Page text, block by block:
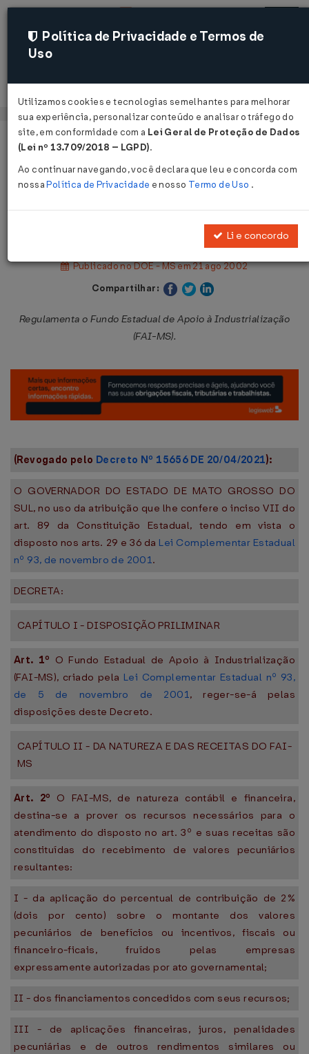
Acessar
Página Inicial
Legislações
Decreto nº 10.894 de 20/08/2002
Publicado no DOE - MS em 21 ago 2002
Compartilhar:
Regulamenta o Fundo Estadual de Apoio à Industrialização
(FAI-MS).
(Revogado pelo Decreto Nº 15656 DE 20/04/2021):
O GOVERNADOR DO ESTADO DE MATO GROSSO DO
SUL, no uso da atribuição que lhe confere o inciso VII do
art. 89 da Constituição Estadual, tendo em vista o
disposto nos arts. 29 e 36 da Lei Complementar Estadual
nº 93, de novembro de 2001.
DECRETA:
CAPÍTULO I - DISPOSIÇÃO PRILIMINAR
Art. 1º O Fundo Estadual de Apoio à Industrialização
(FAI-MS), criado pela Lei Complementar Estadual nº 93,
de 5 de novembro de 2001, reger-se-á pelas
disposições deste Decreto.
CAPÍTULO II - DA NATUREZA E DAS RECEITAS DO FAI-
MS
Art. 2º O FAI-MS, de natureza contábil e financeira,
destina-se a prover os recursos necessários para o
atendimento do disposto no art. 3º e suas receitas são
constituídas do recebimento de valores pecuniários
resultantes:
I - da aplicação do percentual de contribuição de 2%
(dois por cento) sobre o montante dos valores
pecuniários de benefícios ou incentivos, fiscais ou
financeiro-ficais, fruídos pelas empresas
expressamente autorizadas por ato governamental;
II - dos financiamentos concedidos com seus recursos;
III - de aplicações financeiras, juros, penalidades
pecuniárias e de outros rendimentos similares ou
Política de Privacidade e Termos de
Uso
Utilizamos cookies e tecnologias semelhantes para melhorar
sua experiência, personalizar conteúdo e analisar o tráfego do
site, em conformidade com a Lei Geral de Proteção de Dados
(Lei nº 13.709/2018 – LGPD).
Ao continuar navegando, você declara que leu e concorda com
nossaPolítica de Privacidade e nosso Termo de Uso .
Li e concordo